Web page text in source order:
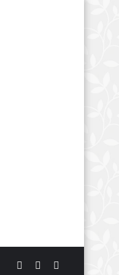
Switch
Artigo